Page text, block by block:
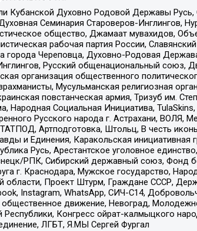
Кубанской Духовно Родовой Державы
Семинария Староверов-Инглингов,
общество, Джамаат мувахидов,
рабочая партия России,
города Череповца, Духовно-Родовая
Русский общенациональный союз,
организация общественного
Мусульманская религиозная
повстанческая армия, Тризуб им.
Народная Социальная Инициатива,
Русского народа г. Астрахани, ВОЛЯ,
Артподготовка, Штольц, В честь
и Единения, Каракольская инициативная
Русь, Арестантское уголовное
РПК, Сибирский державный союз,
г. Краснодара, Мужское государство,
Проект Штурм, Граждане СССР,
Instagram, WhatsApp, СИЧ-С14,
общественное движение, Невоград,
Конгресс ойрат-калмыцкого
ЛГБТ, Я.МЫ Сергей Фургал